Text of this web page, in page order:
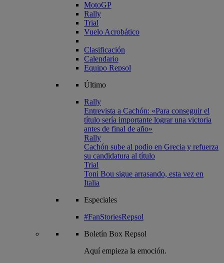
MotoGP
Rally
Trial
Vuelo Acrobático
Clasificación
Calendario
Equipo Repsol
Último
Rally
Entrevista a Cachón: «Para conseguir el
título sería importante lograr una victoria
antes de final de año»
Rally
Cachón sube al podio en Grecia y refuerza
su candidatura al título
Trial
Toni Bou sigue arrasando, esta vez en
Italia
Especiales
#FanStoriesRepsol
Boletín Box Repsol
Aquí empieza la emoción.